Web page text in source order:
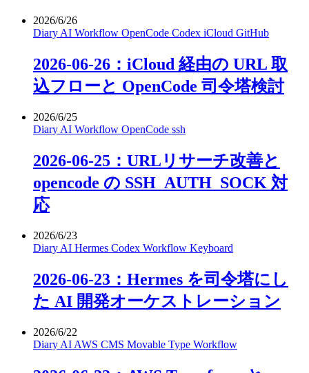
2026/6/26
Diary AI Workflow OpenCode Codex iCloud GitHub
2026-06-26：iCloud 経由の URL 取
込フローと OpenCode 司令塔検討
2026/6/25
Diary AI Workflow OpenCode ssh
2026-06-25：URLリサーチ改善と
opencode の SSH_AUTH_SOCK 対
応
2026/6/23
Diary AI Hermes Codex Workflow Keyboard
2026-06-23：Hermes を司令塔にし
た AI 開発オーケストレーション
2026/6/22
Diary AI AWS CMS Movable Type Workflow